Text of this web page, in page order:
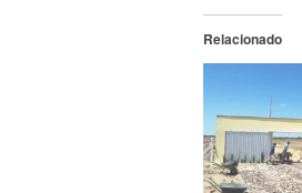
Relacionado